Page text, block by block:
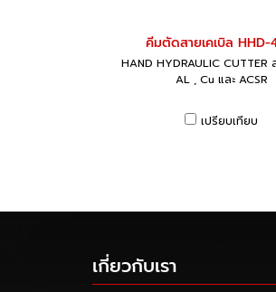
คีมตัดสายเคเบิล
HAND HYDRAULIC
AL , Cu และ ACSR
เปรียบเทียบ
เกี่ยวกับเรา